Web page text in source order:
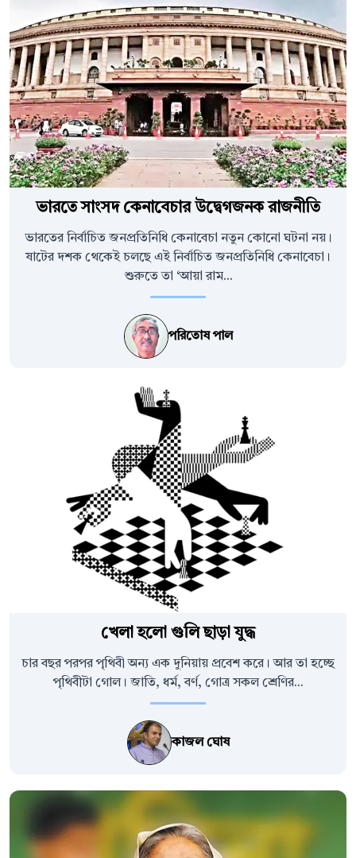
ভারতে সাংসদ কেনাবেচার উদ্বেগজনক রাজনীতি
ভারতের নির্বাচিত জনপ্রতিনিধি কেনাবেচা নতুন কোনো ঘটনা নয়।
ষাটের দশক থেকেই চলছে এই নির্বাচিত জনপ্রতিনিধি কেনাবেচা।
শুরুতে তা ‘আয়া রাম...
পরিতোষ পাল
খেলা হলো গুলি ছাড়া যুদ্ধ
চার বছর পরপর পৃথিবী অন্য এক দুনিয়ায় প্রবেশ করে। আর তা হচ্ছে
পৃথিবীটা গোল। জাতি, ধর্ম, বর্ণ, গোত্র সকল শ্রেণির...
কাজল ঘোষ